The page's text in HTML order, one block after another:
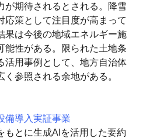
が期待されるとされる。降雪
応策として注目度が高まって
果は今後の地域エネルギー施
能性がある。限られた土地条
活用事例として、地方自治体
参照される余地がある。
備導入実証事業
とに生成AIを活用した要約